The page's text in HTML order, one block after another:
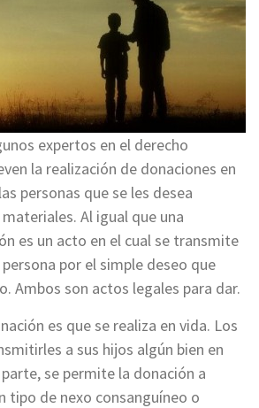
expertos en el derecho
la realización de donaciones en
personas que se les desea
Al igual que una
es un acto en el cual se transmite
por el simple deseo que
Ambos son actos legales para dar.
es que se realiza en vida. Los
a sus hijos algún bien en
se permite la donación a
tipo de nexo consanguíneo o